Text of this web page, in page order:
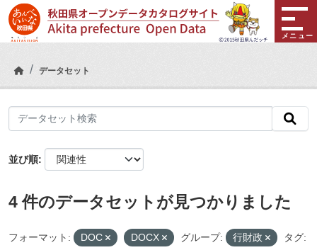
Skip to main content
メニュー
データセット
並び順
4 件のデータセットが見つかりました
フォーマット: DOC DOCX グループ: 行財政
タグ: